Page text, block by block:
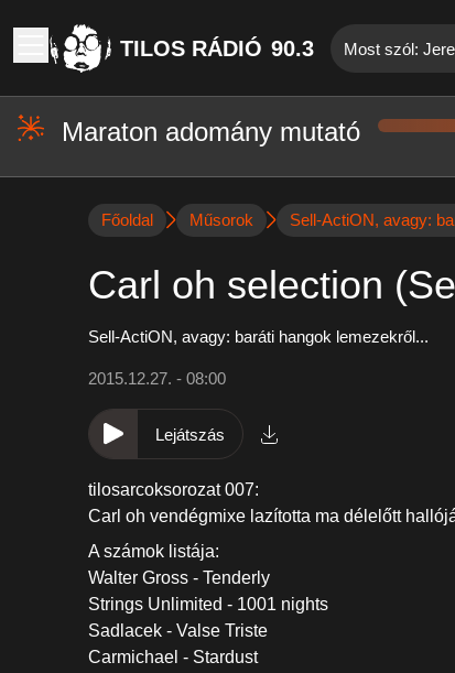
TILOS RÁDIÓ 90.3 Most szól:
Maraton adomány mutató
Főoldal Műsorok Sell-ActiON, avagy:
Carl oh selection
Sell-ActiON, avagy: baráti hangok lemezekről...
2015.12.27. - 08:00
Lejátszás
tilosarcoksorozat 007:
Carl oh vendégmixe lazította ma délelőtt
A számok listája:
Walter Gross - Tenderly
Strings Unlimited - 1001 nights
Sadlacek - Valse Triste
Carmichael - Stardust